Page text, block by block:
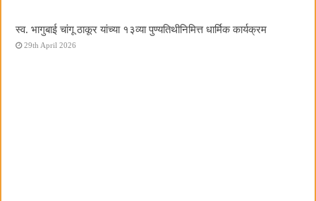
स्व. भागुबाई चांगू ठाकूर यांच्या १३व्या पुण्यतिथीनिमित्त धार्मिक कार्यक्रम
29th April 2026